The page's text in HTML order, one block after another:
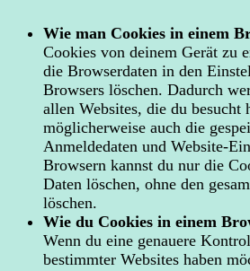
Wie man Cookies in einem
Cookies von deinem Gerät zu
die Browserdaten in den
Browsers löschen. Dadurch
allen Websites, die du besucht
möglicherweise auch die
Anmeldedaten und Website-
Browsern kannst du nur die
Daten löschen, ohne den
löschen.
Wie du Cookies in einem
Wenn du eine genauere
bestimmter Websites haben